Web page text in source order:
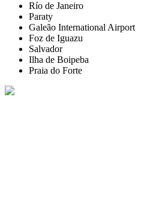
Río de Janeiro
Paraty
Galeão International Airport
Foz de Iguazu
Salvador
Ilha de Boipeba
Praia do Forte